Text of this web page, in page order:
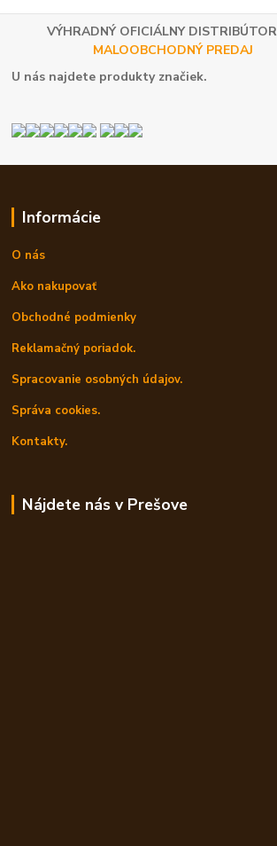
VÝHRADNÝ OFICIÁLNY DISTRIBÚTOR
MALOOBCHODNÝ PREDAJ
U nás najdete produkty značiek.
Informácie
O nás
Ako nakupovať
Obchodné podmienky
Reklamačný poriadok.
Spracovanie osobných údajov.
Správa cookies.
Kontakty.
Nájdete nás v Prešove